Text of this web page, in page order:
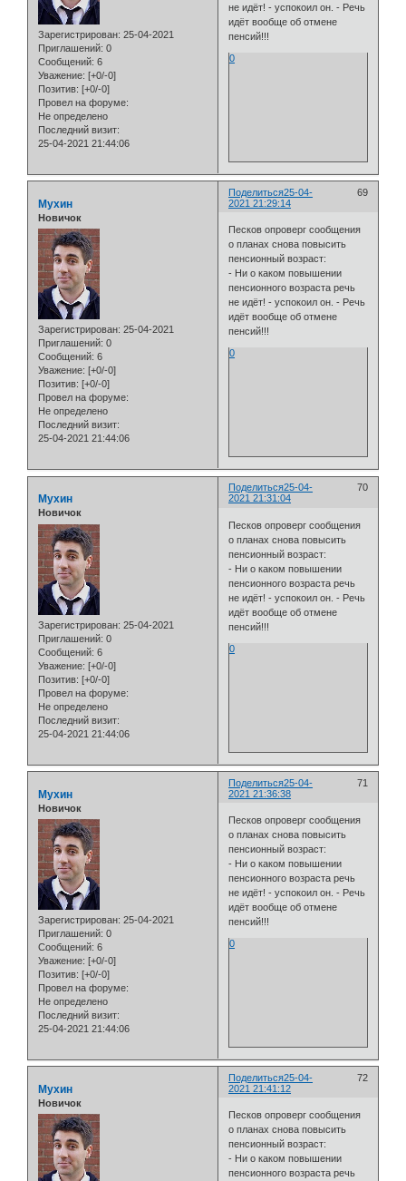
Зарегистрирован: 25-04-2021
Приглашений: 0
Сообщений: 6
Уважение: [+0/-0]
Позитив: [+0/-0]
Провел на форуме:
Не определено
Последний визит:
25-04-2021 21:44:06
не идёт! - успокоил он. - Речь
идёт вообще об отмене
пенсий!!!
0
Поделиться 69
25-04-
2021 21:29:14
Мухин
Новичок
Зарегистрирован: 25-04-2021
Приглашений: 0
Сообщений: 6
Уважение: [+0/-0]
Позитив: [+0/-0]
Провел на форуме:
Не определено
Последний визит:
25-04-2021 21:44:06
Песков опроверг сообщения
о планах снова повысить
пенсионный возраст:
- Ни о каком повышении
пенсионного возраста речь
не идёт! - успокоил он. - Речь
идёт вообще об отмене
пенсий!!!
0
Поделиться 70
25-04-
2021 21:31:04
Мухин
Новичок
Зарегистрирован: 25-04-2021
Приглашений: 0
Сообщений: 6
Уважение: [+0/-0]
Позитив: [+0/-0]
Провел на форуме:
Не определено
Последний визит:
25-04-2021 21:44:06
Песков опроверг сообщения
о планах снова повысить
пенсионный возраст:
- Ни о каком повышении
пенсионного возраста речь
не идёт! - успокоил он. - Речь
идёт вообще об отмене
пенсий!!!
0
Поделиться 71
25-04-
2021 21:36:38
Мухин
Новичок
Зарегистрирован: 25-04-2021
Приглашений: 0
Сообщений: 6
Уважение: [+0/-0]
Позитив: [+0/-0]
Провел на форуме:
Не определено
Последний визит:
25-04-2021 21:44:06
Песков опроверг сообщения
о планах снова повысить
пенсионный возраст:
- Ни о каком повышении
пенсионного возраста речь
не идёт! - успокоил он. - Речь
идёт вообще об отмене
пенсий!!!
0
Поделиться 72
25-04-
2021 21:41:12
Мухин
Новичок
Песков опроверг сообщения
о планах снова повысить
пенсионный возраст:
- Ни о каком повышении
пенсионного возраста речь